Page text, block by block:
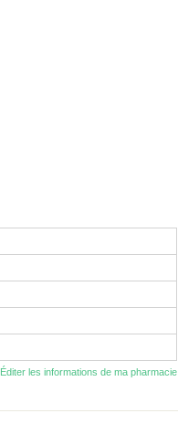
Éditer les informations de ma pharmacie